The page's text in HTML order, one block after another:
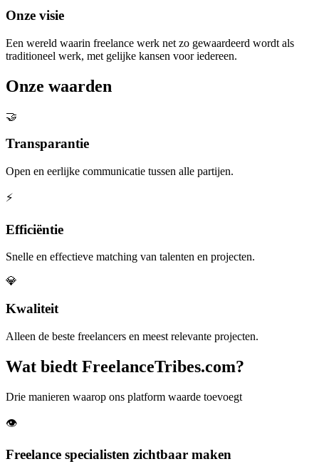
Onze visie
Een wereld waarin freelance werk net zo gewaardeerd wordt als
traditioneel werk, met gelijke kansen voor iedereen.
Onze waarden
🤝
Transparantie
Open en eerlijke communicatie tussen alle partijen.
⚡
Efficiëntie
Snelle en effectieve matching van talenten en projecten.
💎
Kwaliteit
Alleen de beste freelancers en meest relevante projecten.
Wat biedt FreelanceTribes.com?
Drie manieren waarop ons platform waarde toevoegt
👁️
Freelance specialisten zichtbaar maken